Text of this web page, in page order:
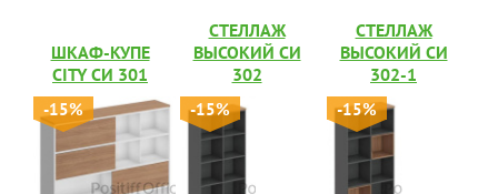
ШКАФ-КУПЕ
CITY СИ 301
-15%
СТЕЛЛАЖ
ВЫСОКИЙ СИ
302
-15%
СТЕЛЛАЖ
ВЫСОКИЙ СИ
302-1
-15%